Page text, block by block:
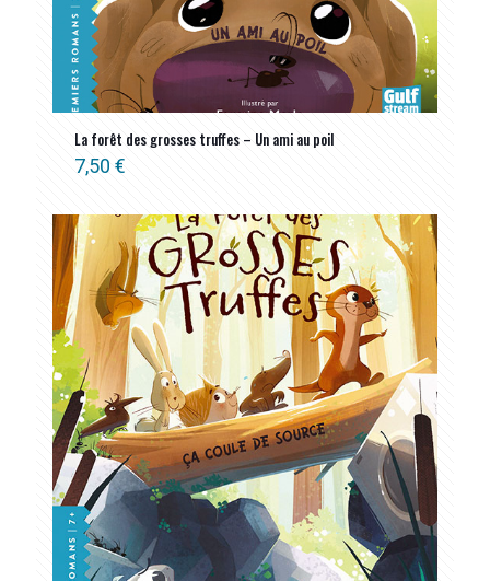
La forêt des grosses truffes – Un ami au poil
7,50 €